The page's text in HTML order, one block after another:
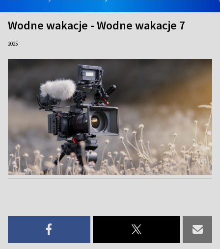
Wodne wakacje - Wodne wakacje 7
2025